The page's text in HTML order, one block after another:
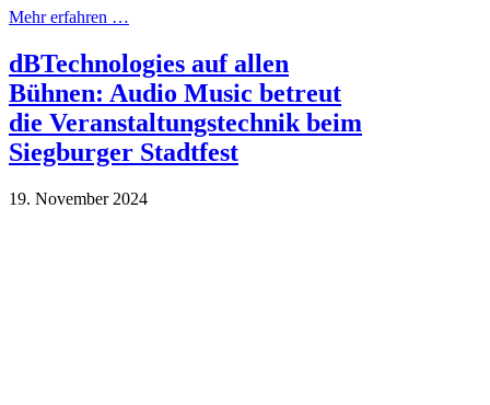
Mehr erfahren …
dBTechnologies auf allen
Bühnen: Audio Music betreut
die Veranstaltungstechnik beim
Siegburger Stadtfest
19. November 2024